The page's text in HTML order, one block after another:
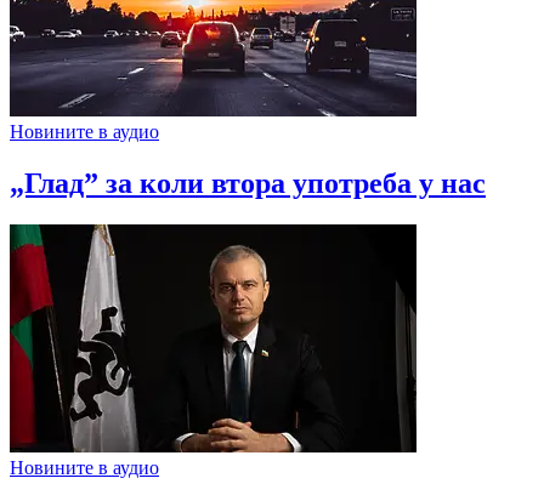
Новините в аудио
„Глад” за коли втора употреба у нас
Новините в аудио